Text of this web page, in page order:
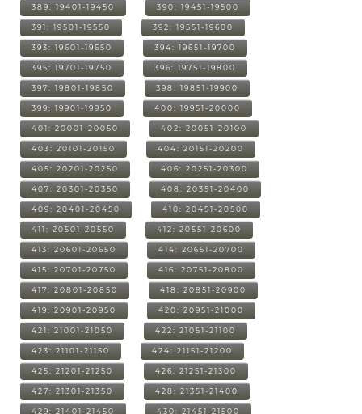
389: 19401-19450 390: 19451-19500
391: 19501-19550 392: 19551-19600
393: 19601-19650 394: 19651-19700
395: 19701-19750 396: 19751-19800
397: 19801-19850 398: 19851-19900
399: 19901-19950 400: 19951-20000
401: 20001-20050 402: 20051-20100
403: 20101-20150 404: 20151-20200
405: 20201-20250 406: 20251-20300
407: 20301-20350 408: 20351-20400
409: 20401-20450 410: 20451-20500
411: 20501-20550 412: 20551-20600
413: 20601-20650 414: 20651-20700
415: 20701-20750 416: 20751-20800
417: 20801-20850 418: 20851-20900
419: 20901-20950 420: 20951-21000
421: 21001-21050 422: 21051-21100
423: 21101-21150 424: 21151-21200
425: 21201-21250 426: 21251-21300
427: 21301-21350 428: 21351-21400
429: 21401-21450 430: 21451-21500